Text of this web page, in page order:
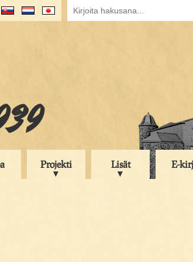
Projekti Lisät E-